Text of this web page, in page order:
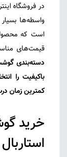
در فروشگاه
واسطه‌ها
است که
قیمت‌های
دسته‌بندی
باکیفیت را
کمترین زمان
خرید
استاربال